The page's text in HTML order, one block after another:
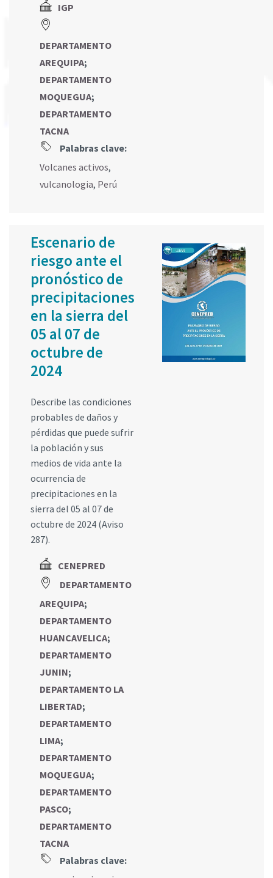
IGP
DEPARTAMENTO
AREQUIPA;
DEPARTAMENTO
MOQUEGUA;
DEPARTAMENTO
TACNA
Palabras clave:
Volcanes activos,
vulcanologia, Perú
Escenario de
riesgo ante el
pronóstico de
precipitaciones
en la sierra del
05 al 07 de
octubre de
2024
Describe las condiciones
probables de daños y
pérdidas que puede sufrir
la población y sus
medios de vida ante la
ocurrencia de
precipitaciones en la
sierra del 05 al 07 de
octubre de 2024 (Aviso
287).
CENEPRED
DEPARTAMENTO
AREQUIPA;
DEPARTAMENTO
HUANCAVELICA;
DEPARTAMENTO
JUNIN;
DEPARTAMENTO LA
LIBERTAD;
DEPARTAMENTO
LIMA;
DEPARTAMENTO
MOQUEGUA;
DEPARTAMENTO
PASCO;
DEPARTAMENTO
TACNA
Palabras clave: